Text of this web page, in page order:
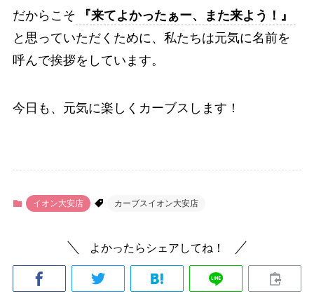
だからこそ
『来てよかったぁー、また来よう！』
と思っていただくために、私たちは元気に名前を
呼んで挨拶をしています。
今日も、元気に楽しくカーブスします！
イオン大安店 カーブスイオン大安店
よかったらシェアしてね！